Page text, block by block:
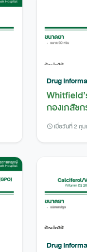
Drug
กองเภสัช
เมื่อวันที่ 2 กุ
Drug